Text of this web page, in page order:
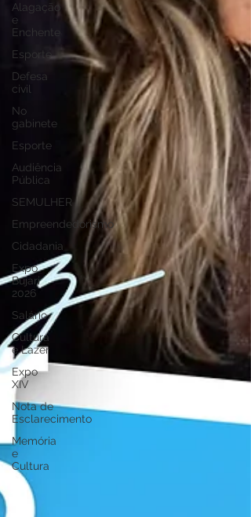
Alagação
e
Enchente
Esporte
Defesa
civil
No
gabinete
Esporte
Audiência
Pública
SEMULHER
Empreendedorismo
Cidadania
Expo
Bujari
2026
Salário
Cultura
e Lazer
Expo
XIV
Nota de
Esclarecimento
Memória
e
Cultura